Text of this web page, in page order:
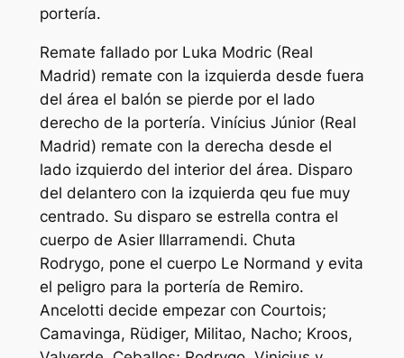
portería.
Remate fallado por Luka Modric (Real
Madrid) remate con la izquierda desde fuera
del área el balón se pierde por el lado
derecho de la portería. Vinícius Júnior (Real
Madrid) remate con la derecha desde el
lado izquierdo del interior del área. Disparo
del delantero con la izquierda qeu fue muy
centrado. Su disparo se estrella contra el
cuerpo de Asier Illarramendi. Chuta
Rodrygo, pone el cuerpo Le Normand y evita
el peligro para la portería de Remiro.
Ancelotti decide empezar con Courtois;
Camavinga, Rüdiger, Militao, Nacho; Kroos,